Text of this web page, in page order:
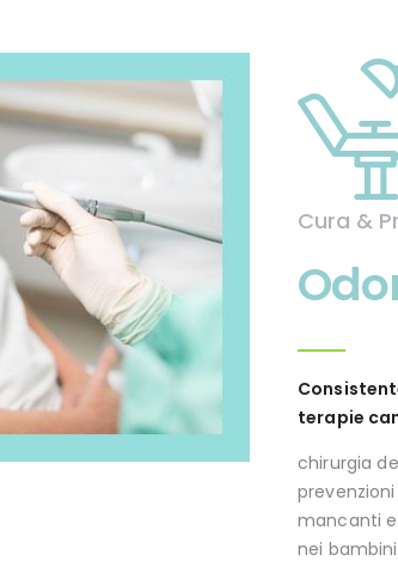
Cura &
terapie
chirurgia
mancanti
nei bambini